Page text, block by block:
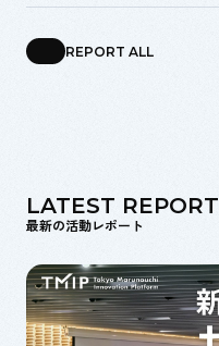
REPORT ALL
LATEST REPORT
最新の活動レポート